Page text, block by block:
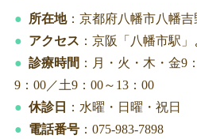
所在地：京都府八幡市八幡
アクセス ：京阪「八幡市駅
診療時間 ：月・火・木・金9
9：00／土9：00～13：00
休診日
：水曜・日曜・祝日
電話番号 ：075-983-7898